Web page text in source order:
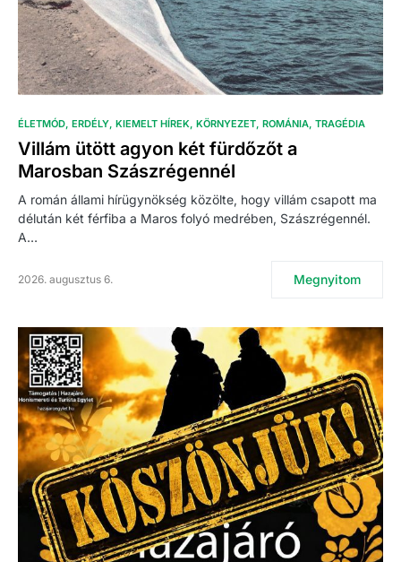
ÉLETMÓD ERDÉLY KIEMELT HÍREK KÖRNYEZET ROMÁNIA TRAGÉDIA
Villám ütött agyon két fürdőzőt a
Marosban Szászrégennél
A román állami hírügynökség közölte, hogy villám csapott ma
délután két férfiba a Maros folyó medrében, Szászrégennél.
A…
2026. augusztus 6. Megnyitom